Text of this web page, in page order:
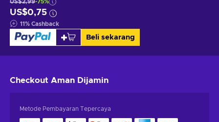
US$2,99-75%
US$0,75
11% Cashback
Beli sekarang
Checkout Aman Dijamin
Metode Pembayaran Tepercaya